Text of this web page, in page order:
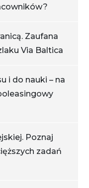
Zaufana
Via Baltica
i do nauki – na
Poznaj
zadań